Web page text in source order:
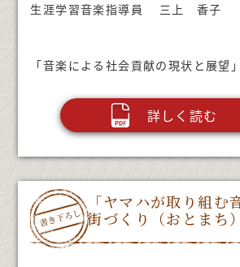
生涯学習音楽指導員 三上 香子
「音楽による社会貢献の現状と展
詳しく読む
「ヤマハが取り組む
街づくり（おとまち）